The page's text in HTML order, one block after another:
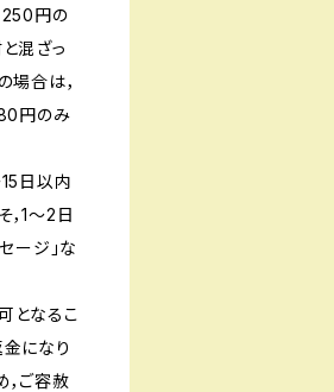
250円の
混ざっ
場合は，
円のみ
日以内
，1〜2日
ージ」な
となるこ
金になり
，ご容赦